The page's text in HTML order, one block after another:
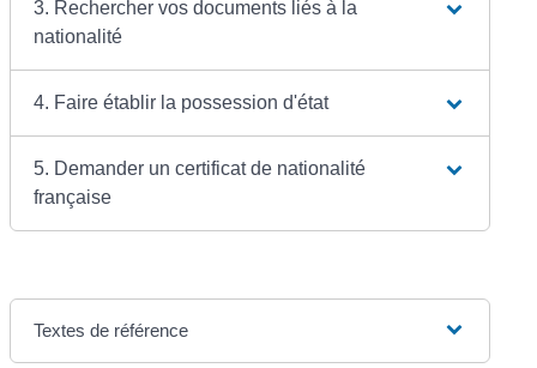
3. Rechercher vos documents liés à la
nationalité
4. Faire établir la possession d'état
5. Demander un certificat de nationalité
française
Textes de référence